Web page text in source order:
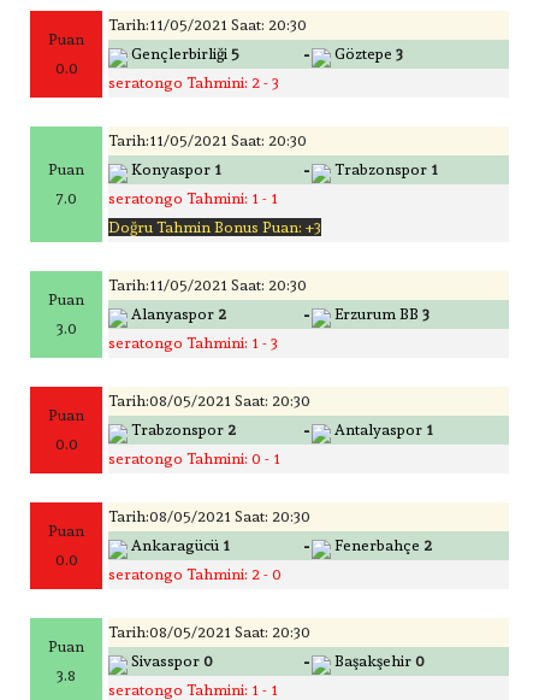
Puan
0.0
Tarih:11/05/2021 Saat: 20:30
Gençlerbirliği 5 - Göztepe 3
seratongo Tahmini: 2 - 3
Puan
7.0
Tarih:11/05/2021 Saat: 20:30
Konyaspor 1 - Trabzonspor 1
seratongo Tahmini: 1 - 1
Doğru Tahmin Bonus Puan: +3
Puan
3.0
Tarih:11/05/2021 Saat: 20:30
Alanyaspor 2 - Erzurum BB 3
seratongo Tahmini: 1 - 3
Puan
0.0
Tarih:08/05/2021 Saat: 20:30
Trabzonspor 2 - Antalyaspor 1
seratongo Tahmini: 0 - 1
Puan
0.0
Tarih:08/05/2021 Saat: 20:30
Ankaragücü 1 - Fenerbahçe 2
seratongo Tahmini: 2 - 0
Puan
3.8
Tarih:08/05/2021 Saat: 20:30
Sivasspor 0 - Başakşehir 0
seratongo Tahmini: 1 - 1